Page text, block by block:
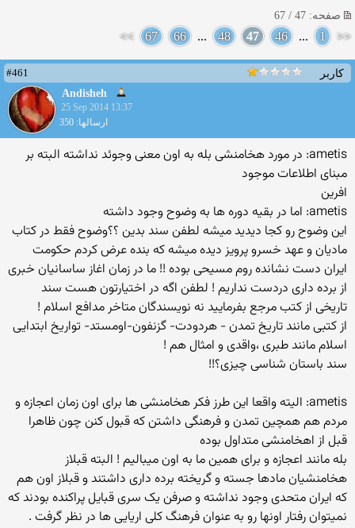
صفحه: 47 / 67
<<
1
...
46
47
48
...
66
67
>>
کاربر
#461
Andisheh
25 Sep 2014 13:37
ارسالها: 350
ametis: در مورد هخامنشی بله به اون معنی وجوئد نداشته البته بر
مبنای اطلاعات موجود
افرین
ametis: اما در بقیه دوره ها به وضوح وجود داشته
این وضوح رو کجا دیدید میشه لطفن سند بدین ؟؟وضوح فقط در کتاب
مادیان و عهد خسرو پرویز دیده میشه که بنده عرض کردم حکومت
ایران دست نشانده روم مسیحی بوده !! ما در زمان اغاز ساسانیان خبری
از برده داری دردست نداریم ! لطفن اگه در اختیارتون هست سند
تاریخی از کتب مرجع بفرمایید نه نویسندگان متاخر مدافع اسلام !
از کتبی مانند تاریخ تمدن - هردودت- گزنفون-اومستد- تواریخ ابتدایی
اسلام مانند طبری ،واقدی و امثال هم !
سند باستان شناسی چیزی؟!!
ametis: الیته واقعا این طرز فکر هخامنشی ها برای اون زمان اعجازه و
مردم هم همچین تمدن و فرهنگی داشتن که قبول کنن چون ظاهرا
قبل از اهخامنشی متداول بوده
بله مانند اعجازه و برای همین ما به اون میبالیم ! البته قبلاز
هخامنشیان مادها جسته و گریخته برده داری داشتند و قبلاز اون هم
که ایران متحدی وجود نداشته و صرفن یک سری قبایل پراکنده بودند که
نمیتوان رفتار اونها رو به عنوان فرهنگ کلی اریایی ها در نظر گرفت .